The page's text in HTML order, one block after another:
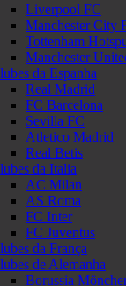
Liverpool FC
Manchester City
Tottenham
Manchester
da Espanha
Real Madrid
FC Barcelona
Sevilla FC
Atletico Madrid
Real Betis
da Italia
AC Milan
AS Roma
FC Inter
FC Juventus
da França
de Alemanha
Borussia